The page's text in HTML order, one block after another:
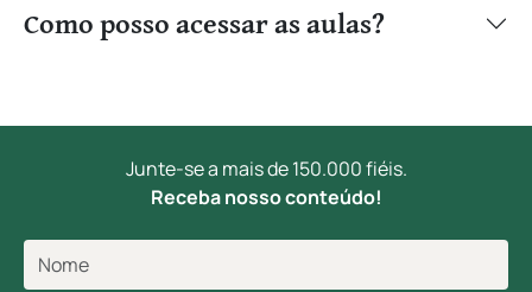
Como posso acessar as aulas?
Junte-se a mais de 150.000 fiéis.
Receba nosso conteúdo!